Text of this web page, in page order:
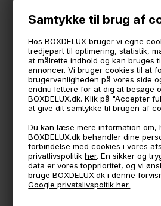
Samtykke til brug af
Hos BOXDELUX bruger vi egne
tredjepart til optimering, statistik,
at målrette indhold og kan bruges
annoncer. Vi bruger cookies til at
brugervenligheden på vores side
endnu lettere for at dig at besøge
BOXDELUX.dk. Klik på "Accepter
at give dit samtykke til brugen af
Du kan læse mere information om,
BOXDELUX.dk behandler dine
forbindelse med cookies i vores
privatlivspolitikher. En sikker og
data er vores topprioritet, og vi
bruge BOXDELUX.dk i denne
Google privatslivspoltik her.
60 cm i bredden
19 cm i dybden.
Bæreevne: 6 kg.
OBS: Skruer til ophæng medfølger
OBS: Der er kun 2 skruehuller og
🧺 Kan du lægge varen i kurven, er
🌟 4,9 med over 1200 anmeldelser
📦 Fragtfri v. køb over 999,- ellers fra